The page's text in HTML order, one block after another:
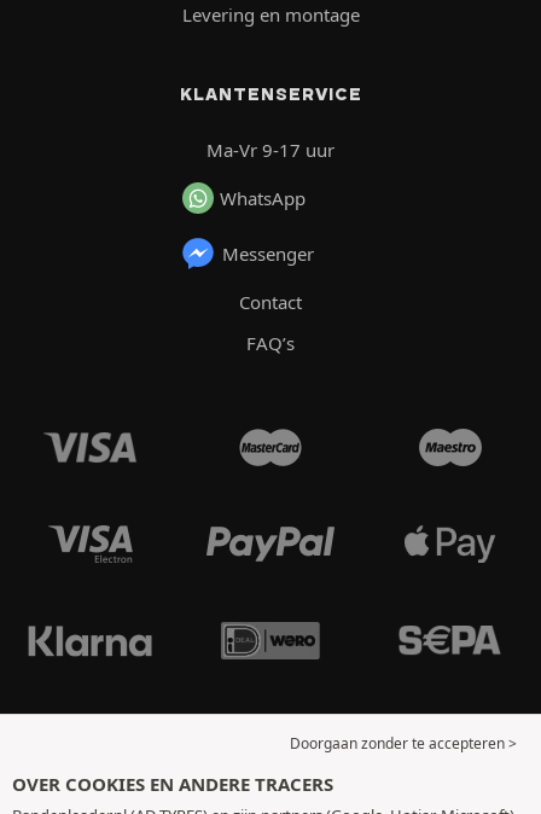
Levering en montage
KLANTENSERVICE
Ma-Vr 9-17 uur
WhatsApp
Messenger
Contact
FAQ’s
Doorgaan zonder te accepteren >
OVER COOKIES EN ANDERE TRACERS